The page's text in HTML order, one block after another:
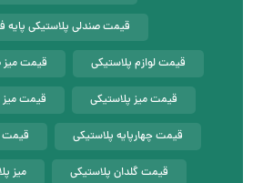
قیمت صندلی پلاستیکی پایه
قیمت لوازم پلاستیکی قیمت میز
قیمت میز پلاستیکی قیمت میز
قیمت چهارپایه پلاستیکی قیمت
قیمت گلدان پلاستیکی میز